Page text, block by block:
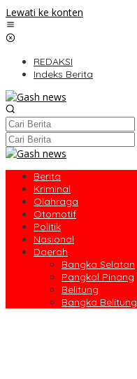
Lewati ke konten
REDAKSI
Indeks Berita
Berita
Kriminal
Olahraga
Otomotif
Politik
Nasional
Daerah
Bangka Selatan
Pangkal Pinang
Belitung
Bangka Belitung